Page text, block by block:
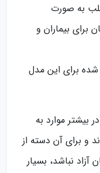
به صورت
برای بیماران و
برای این مدل
بیشتر موارد به
و برای آن دسته از
نباشد، بسیار